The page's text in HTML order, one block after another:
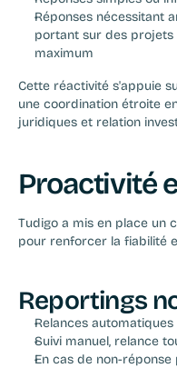
Réponses nécessitant
portant sur des
maximum
Cette réactivité s'appuie
une coordination étroite
juridiques et relation
Proactivité
Tudigo a mis en place un
pour renforcer la fiabilité
Reportings
Relances
Suivi manuel, relance
En cas de non-